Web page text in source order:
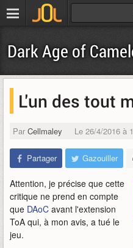
Dark Age of
L'un des tout
Par Cellmaley Le 26/4/2016 à
Partager Gazouiller
Attention, je précise que cette
critique ne prend en compte
que DAoC avant l'extension
ToA qui, à mon avis, a tué le
jeu.